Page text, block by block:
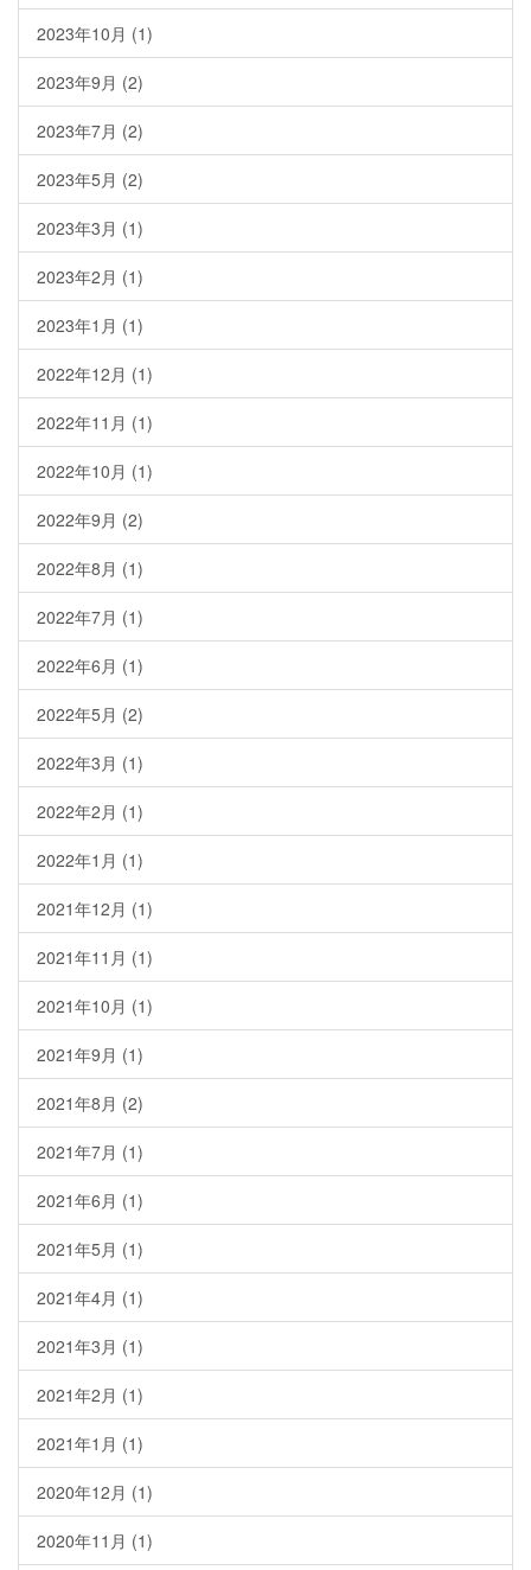
2023年10月 (1)
2023年9月 (2)
2023年7月 (2)
2023年5月 (2)
2023年3月 (1)
2023年2月 (1)
2023年1月 (1)
2022年12月 (1)
2022年11月 (1)
2022年10月 (1)
2022年9月 (2)
2022年8月 (1)
2022年7月 (1)
2022年6月 (1)
2022年5月 (2)
2022年3月 (1)
2022年2月 (1)
2022年1月 (1)
2021年12月 (1)
2021年11月 (1)
2021年10月 (1)
2021年9月 (1)
2021年8月 (2)
2021年7月 (1)
2021年6月 (1)
2021年5月 (1)
2021年4月 (1)
2021年3月 (1)
2021年2月 (1)
2021年1月 (1)
2020年12月 (1)
2020年11月 (1)